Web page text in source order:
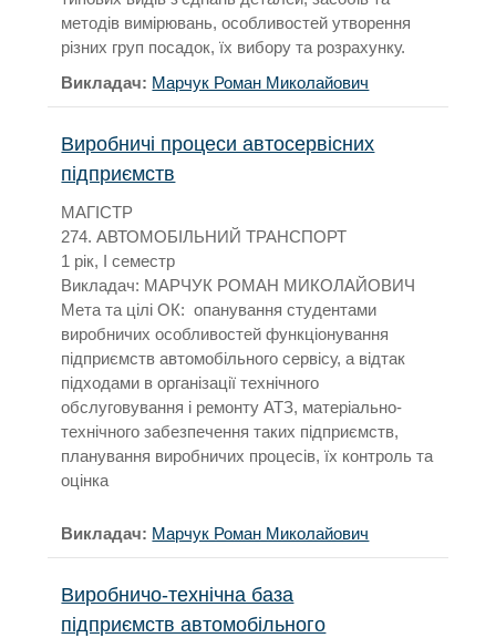
методів вимірювань, особливостей утворення
різних груп посадок, їх вибору та розрахунку.
Викладач: Марчук Роман Миколайович
Виробничі процеси автосервісних
підприємств
МАГІСТР
274. АВТОМОБІЛЬНИЙ ТРАНСПОРТ
1 рік, I семестр
Викладач: МАРЧУК РОМАН МИКОЛАЙОВИЧ
Мета та цілі ОК: опанування студентами
виробничих особливостей функціонування
підприємств автомобільного сервісу, а відтак
підходами в організації технічного
обслуговування і ремонту АТЗ, матеріально-
технічного забезпечення таких підприємств,
планування виробничих процесів, їх контроль та
оцінка
Викладач: Марчук Роман Миколайович
Виробничо-технічна база
підприємств автомобільного